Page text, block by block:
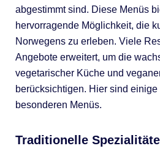
abgestimmt sind. Diese Menüs
hervorragende Möglichkeit, die
Norwegens zu erleben. Viele
Angebote erweitert, um die
vegetarischer Küche und
berücksichtigen. Hier sind
besonderen Menüs.
Traditionelle